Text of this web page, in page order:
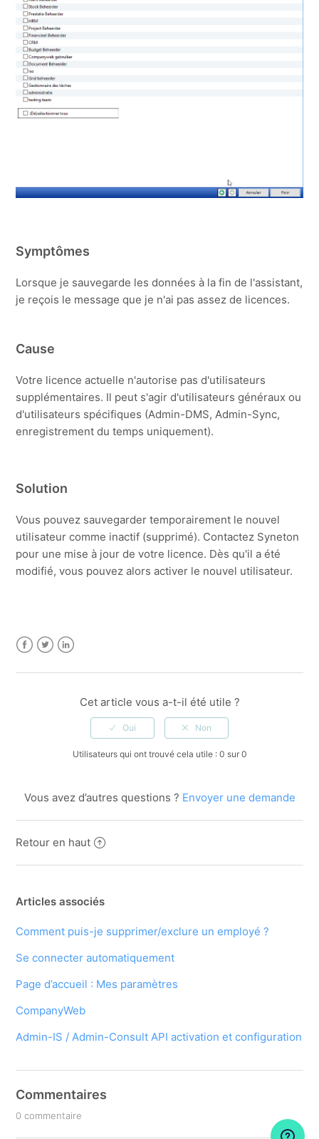
Symptômes
Lorsque je sauvegarde les données à la fin de l'assistant,
je reçois le message que je n'ai pas assez de licences.
Cause
Votre licence actuelle n'autorise pas d'utilisateurs
supplémentaires. Il peut s'agir d'utilisateurs généraux ou
d'utilisateurs spécifiques (Admin-DMS, Admin-Sync,
enregistrement du temps uniquement).
Solution
Vous pouvez sauvegarder temporairement le nouvel
utilisateur comme inactif (supprimé). Contactez Syneton
pour une mise à jour de votre licence. Dès qu'il a été
modifié, vous pouvez alors activer le nouvel utilisateur.
Cet article vous a-t-il été utile ?
Utilisateurs qui ont trouvé cela utile : 0 sur 0
Vous avez d’autres questions ? Envoyer une demande
Retour en haut
Articles associés
Comment puis-je supprimer/exclure un employé ?
Se connecter automatiquement
Page d’accueil : Mes paramètres
CompanyWeb
Admin-IS / Admin-Consult API activation et configuration
Commentaires
0 commentaire